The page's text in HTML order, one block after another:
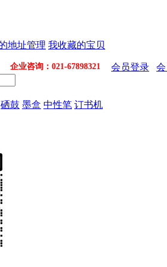
地址管理 我收藏的宝贝
业咨询：021-67898321 会员登录
硒鼓 墨盒 中性笔 订书机